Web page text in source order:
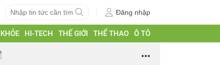
Đăng nhập
HI-TECH THẾ GIỚI THỂ THAO Ô TÔ